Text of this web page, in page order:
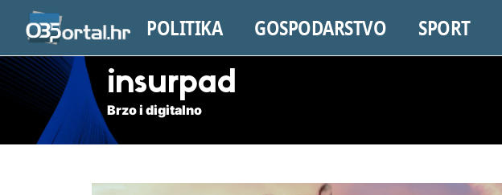
POLITIKA GOSPODARSTVO SPORT
insurpad
Brzo i digitalno